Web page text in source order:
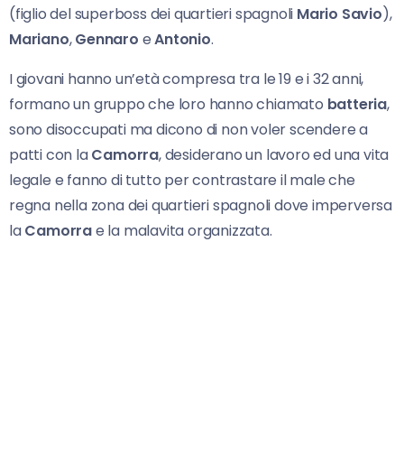
(figlio del superboss dei quartieri spagnoli Mario Savio),
Mariano,Gennaro eAntonio.
I giovani hanno un’età compresa tra le 19 e i 32 anni,
formano un gruppo che loro hanno chiamato batteria,
sono disoccupati ma dicono di non voler scendere a
patti con laCamorra, desiderano un lavoro ed una vita
legale e fanno di tutto per contrastare il male che
regna nella zona dei quartieri spagnoli dove imperversa
laCamorrae la malavita organizzata.